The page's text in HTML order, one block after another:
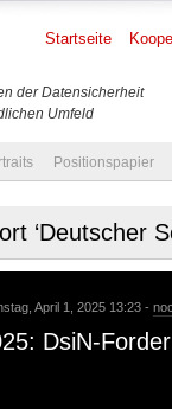
der Datensicherheit
Umfeld
Startseite
Positionspapier
‘Deutscher
April 1, 2025 13:23 -
DsiN-